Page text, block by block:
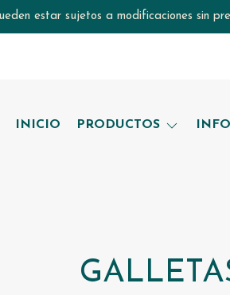
estar sujetos a modificaciones sin
INICIO PRODUCTOS